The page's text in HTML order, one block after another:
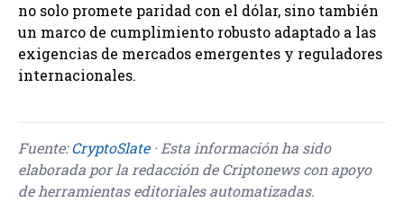
no solo promete paridad con el dólar, sino también
un marco de cumplimiento robusto adaptado a las
exigencias de mercados emergentes y reguladores
internacionales.
Fuente:CryptoSlate· Esta información ha sido
elaborada por la redacción de Criptonews con apoyo
de herramientas editoriales automatizadas.